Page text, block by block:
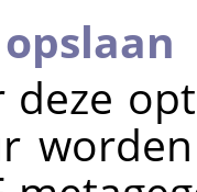
deze